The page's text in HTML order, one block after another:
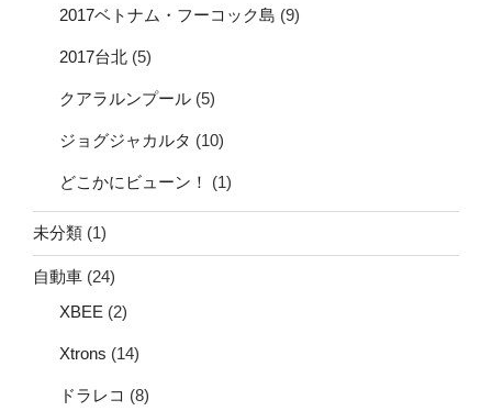
2017ベトナム・フーコック島 (9)
2017台北 (5)
クアラルンプール (5)
ジョグジャカルタ (10)
どこかにビューン！ (1)
未分類 (1)
自動車 (24)
XBEE (2)
Xtrons (14)
ドラレコ (8)